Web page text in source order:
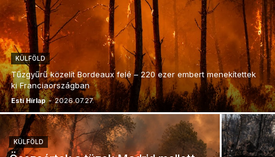
KÜLFÖLD
Tűzgyűrű közelít Bordeaux felé – 220 ezer embert menekítettek
ki Franciaországban
Esti Hírlap - 2026.07.27.
KÜLFÖLD